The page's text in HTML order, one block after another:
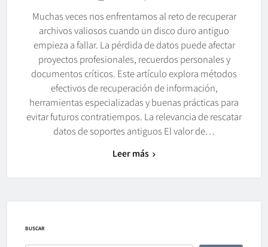
Muchas veces nos enfrentamos al reto de recuperar
archivos valiosos cuando un disco duro antiguo
empieza a fallar. La pérdida de datos puede afectar
proyectos profesionales, recuerdos personales y
documentos críticos. Este artículo explora métodos
efectivos de recuperación de información,
herramientas especializadas y buenas prácticas para
evitar futuros contratiempos. La relevancia de rescatar
datos de soportes antiguos El valor de…
Leer más
BUSCAR